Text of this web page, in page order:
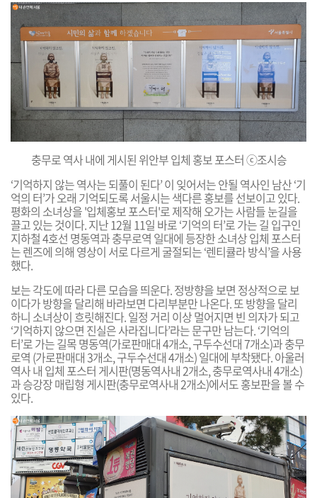
충무로 역사 내에 게시된 위안부 입체 홍보 포스터 ⓒ조시승
‘기억하지 않는 역사는 되풀이 된다’ 이 잊어서는 안될 역사인 남산 ‘기
억의 터’가 오래 기억되도록 서울시는 색다른 홍보를 선보이고 있다.
평화의 소녀상을 '입체홍보 포스터'로 제작해 오가는 사람들 눈길을
끌고 있는 것이다. 지난 12월 11일 바로 ‘기억의 터’로 가는 길 입구인
지하철 4호선 명동역과 충무로역 일대에 등장한 소녀상 입체 포스터
는 렌즈에 의해 영상이 서로 다르게 굴절되는 ‘렌티큘라 방식’을 사용
했다.
보는 각도에 따라 다른 모습을 띄운다. 정방향을 보면 정상적으로 보
이다가 방향을 달리해 바라보면 다리부분만 나온다. 또 방향을 달리
하니 소녀상이 흐릿해진다. 일정 거리 이상 멀어지면 빈 의자가 되고
‘기억하지 않으면 진실은 사라집니다’라는 문구만 남는다. ‘기억의
터’로 가는 길목 명동역(가로판매대 4개소, 구두수선대 7개소)과 충무
로역 (가로판매대 3개소, 구두수선대 4개소) 일대에 부착됐다.아울러
역사내 입체 포스터 게시판(명동역사내 2개소, 충무로역사내 4개소)
과 승강장 매립형 게시판(충무로역사내 2개소)에서도 홍보판을 볼 수
있다.